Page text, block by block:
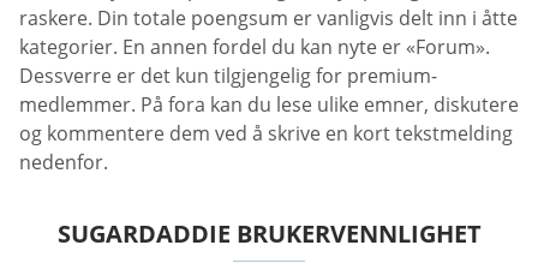
raskere. Din totale poengsum er vanligvis delt inn i åtte
kategorier. En annen fordel du kan nyte er «Forum».
Dessverre er det kun tilgjengelig for premium-
medlemmer. På fora kan du lese ulike emner, diskutere
og kommentere dem ved å skrive en kort tekstmelding
nedenfor.
SUGARDADDIE BRUKERVENNLIGHET